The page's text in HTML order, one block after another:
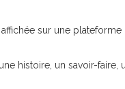
sur une plateforme
histoire, un savoir-